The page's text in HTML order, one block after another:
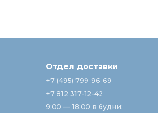
Отдел доставки
+7 (495) 799-96-69
+7 812 317-12-42
9:00 — 18:00 в будни;